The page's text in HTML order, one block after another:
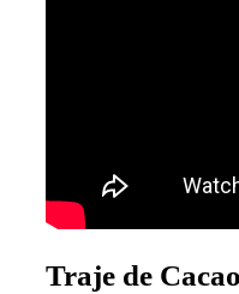
Traje de